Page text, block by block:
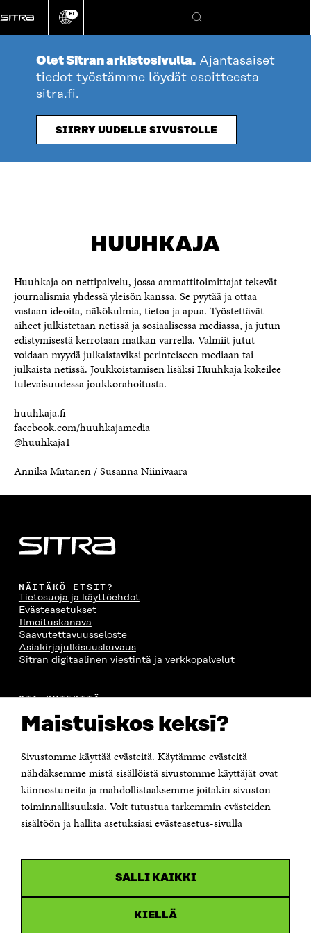
Maistuiskos keksi?
Sivustomme käyttää evästeitä. Käytämme evästeitä
nähdäksemme mistä sisällöistä sivustomme käyttäjät ovat
kiinnostuneita ja mahdollistaaksemme joitakin sivuston
toiminnallisuuksia. Voit tutustua tarkemmin evästeiden
sisältöön ja hallita asetuksiasi evästeasetus-sivulla
SALLI KAIKKI
KIELLÄ
suoraan
sisältöön
Vaihda
kieli
FI
Hae
Olet Sitran arkistosivulla. Ajantasaiset
tiedot työstämme löydät osoitteesta
sitra.fi.
SIIRRY UUDELLE SIVUSTOLLE
HUUHKAJA
Huuhkaja on nettipalvelu, jossa ammattitoimittajat tekevät
journalismia yhdessä yleisön kanssa. Se pyytää ja ottaa
vastaan ideoita, näkökulmia, tietoa ja apua. Työstettävät
aiheet julkistetaan netissä ja sosiaalisessa mediassa, ja jutun
edistymisestä kerrotaan matkan varrella. Valmiit jutut
voidaan myydä julkaistaviksi perinteiseen mediaan tai
julkaista netissä. Joukkoistamisen lisäksi Huuhkaja kokeilee
tulevaisuudessa joukkorahoitusta.
huuhkaja.fi
facebook.com/huuhkajamedia
@huuhkaja1
Annika Mutanen / Susanna Niinivaara
NÄITÄKÖ ETSIT?
Tietosuoja ja käyttöehdot
Evästeasetukset
Ilmoituskanava
Saavutettavuusseloste
Asiakirjajulkisuuskuvaus
Sitran digitaalinen viestintä ja verkkopalvelut
OTA YHTEYTTÄ
Itämerenkatu 11-13, PL 160,
00181 Helsinki
Puhelin +358 294 618 991
Sähköpostiosoite
Saapumisohjeet
Y-tunnus 0202132-3
uudessa